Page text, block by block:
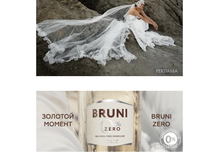
РЕКЛАМА
РЕКЛАМА